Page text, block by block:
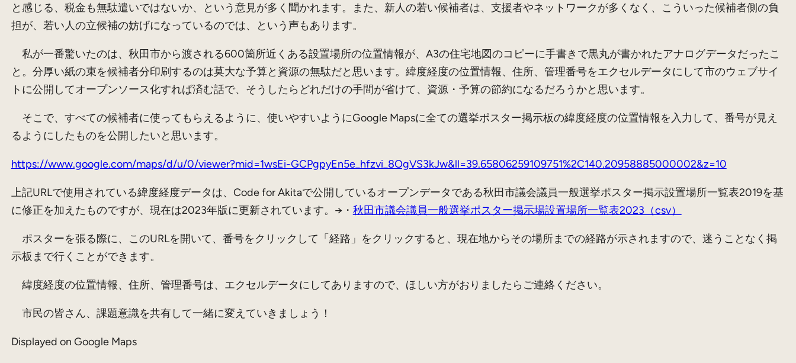
と感じる、税金も無駄遣いではないか、という意見が多く聞かれます。また、新人の若い候補者は、支援者やネットワークが多くなく、こういった候補者側の負
担が、若い人の立候補の妨げになっているのでは、という声もあります。
私が一番驚いたのは、秋田市から渡される600箇所近くある設置場所の位置情報が、A3の住宅地図のコピーに手書きで黒丸が書かれたアナログデータだったこ
と。分厚い紙の束を候補者分印刷するのは莫大な予算と資源の無駄だと思います。緯度経度の位置情報、住所、管理番号をエクセルデータにして市のウェブサイ
トに公開してオープンソース化すれば済む話で、そうしたらどれだけの手間が省けて、資源・予算の節約になるだろうかと思います。
そこで、すべての候補者に使ってもらえるように、使いやすいようにGoogle Mapsに全ての選挙ポスター掲示板の緯度経度の位置情報を入力して、番号が見え
るようにしたものを公開したいと思います。
https://www.google.com/maps/d/u/0/viewer?mid=1wsEi-GCPgpyEn5e_hfzvi_8OgVS3kJw&ll=39.65806259109751%2C140.20958885000002&z=10
上記URLで使用されている緯度経度データは、Code for Akitaで公開しているオープンデータである秋田市議会議員一般選挙ポスター掲示設置場所一覧表2019を基
に修正を加えたものですが、現在は2023年版に更新されています。→・ 秋田市議会議員一般選挙ポスター掲示場設置場所一覧表2023（csv）
ポスターを張る際に、このURLを開いて、番号をクリックして「経路」をクリックすると、現在地からその場所までの経路が示されますので、迷うことなく掲
示板まで行くことができます。
緯度経度の位置情報、住所、管理番号は、エクセルデータにしてありますので、ほしい方がおりましたらご連絡ください。
市民の皆さん、課題意識を共有して一緒に変えていきましょう！
Displayed on Google Maps